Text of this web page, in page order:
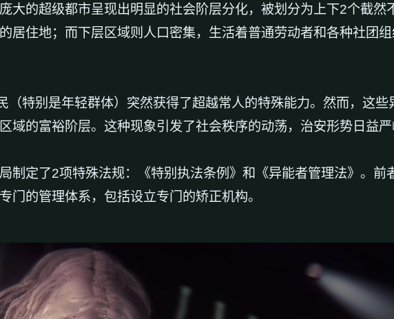
大的超级都市呈现出明显的社会阶层分化，被划分为上下2个截然
居住地；而下层区域则人口密集，生活着普通劳动者和各种社团
特别是年轻群体）突然获得了超越常人的特殊能力。然而，这些
域的富裕阶层。这种现象引发了社会秩序的动荡，治安形势日益严
制定了2项特殊法规：《特别执法条例》和《异能者管理法》。前
门的管理体系，包括设立专门的矫正机构。